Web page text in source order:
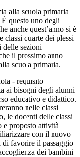
alla scuola primaria
È questo uno degli
anche quest’anno si è
classi quarte dei plessi
sezioni
il prossimo anno
scuola primaria.
- requisito
ai bisogni degli alunni
educativo e didattico.
nelle classi
le docenti delle classi
e proposto attività
con il nuovo
di favorire il passaggio
dei bambini